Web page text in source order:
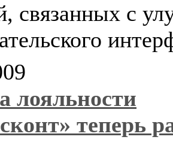
связанных с
лояльности
теперь